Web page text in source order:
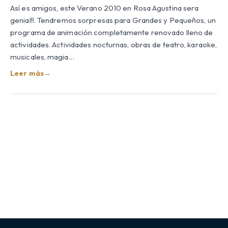
Así es amigos, este Verano 2010 en Rosa Agustina sera
genial!!. Tendremos sorpresas para Grandes y Pequeños, un
programa de animación completamente renovado lleno de
actividades. Actividades nocturnas, obras de teatro, karaoke,
musicales, magia…
Leer más→